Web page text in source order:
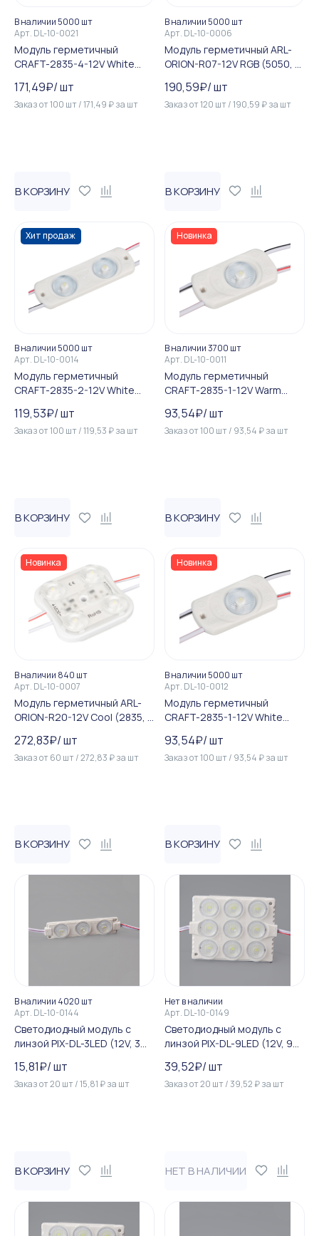
В наличии 5000 шт
Арт. DL-10-0021
Модуль герметичный
CRAFT-2835-4-12V White
171,49₽/шт
Заказ от100 шт/171,49 ₽за шт
В КОРЗИНУ
В наличии 5000 шт
Арт. DL-10-0006
Модуль герметичный ARL-
ORION-R07-12V RGB (5050, 3
190,59₽/шт
Заказ от120 шт/190,59 ₽за шт
В КОРЗИНУ
Хит продаж
В наличии 5000 шт
Арт. DL-10-0014
Модуль герметичный
CRAFT-2835-2-12V White
119,53₽/шт
Заказ от100 шт/119,53 ₽за шт
В КОРЗИНУ
Новинка
В наличии 3700 шт
Арт. DL-10-0011
Модуль герметичный
CRAFT-2835-1-12V Warm
93,54₽/шт
Заказ от100 шт/ 93,54 ₽за шт
В КОРЗИНУ
Новинка
В наличии 840 шт
Арт. DL-10-0007
Модуль герметичный ARL-
ORION-R20-12V Cool (2835, 4
272,83₽/шт
Заказ от60 шт/272,83 ₽за шт
В КОРЗИНУ
Новинка
В наличии 5000 шт
Арт. DL-10-0012
Модуль герметичный
CRAFT-2835-1-12V White
93,54₽/шт
Заказ от100 шт/ 93,54 ₽за шт
В КОРЗИНУ
В наличии 4020 шт
Арт. DL-10-0144
Светодиодный модуль c
линзой PIX-DL-3LED (12V, 3W,
15,81₽/шт
Заказ от20 шт/15,81 ₽за шт
В КОРЗИНУ
Нет в наличии
Арт. DL-10-0149
Светодиодный модуль c
линзой PIX-DL-9LED (12V, 9W,
39,52₽/шт
Заказ от20 шт/39,52 ₽за шт
НЕТ В НАЛИЧИИ